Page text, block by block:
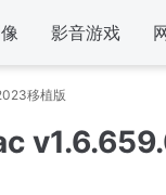
影音游戏
移植版